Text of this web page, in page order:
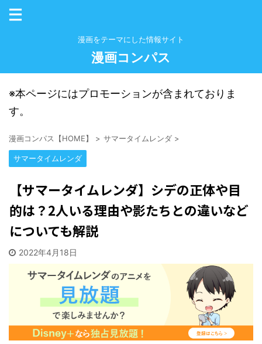
漫画をテーマにした情報サイト
漫画コンパス
※本ページにはプロモーションが含まれておりま
す。
漫画コンパス【HOME】 > サマータイムレンダ >
サマータイムレンダ
【サマータイムレンダ】シデの正体や目
的は？2人いる理由や影たちとの違いなど
についても解説
2022年4月18日